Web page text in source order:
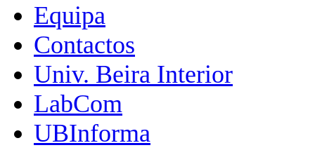
Equipa
Contactos
Univ. Beira Interior
LabCom
UBInforma